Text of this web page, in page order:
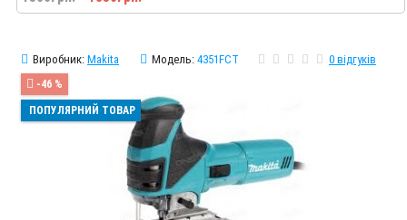
Виробник: Makita Модель: 4351FCT 0 відгуків
-46 %
ПОПУЛЯРНИЙ ТОВАР